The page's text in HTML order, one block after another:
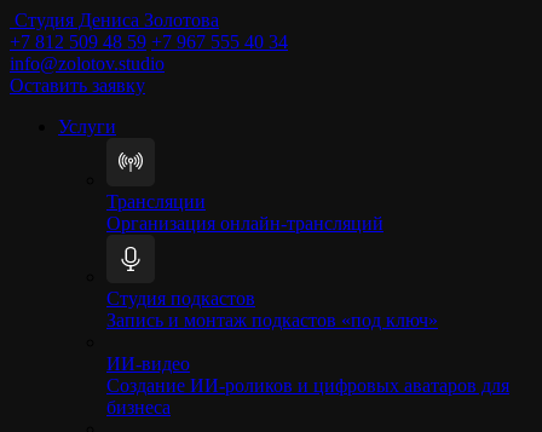
Студия Дениса Золотова
+7 812 509 48 59 +7 967 555 40 34
info@zolotov.studio
Оставить заявку
Услуги
Трансляции
Организация онлайн-трансляций
Студия подкастов
Запись и монтаж подкастов «под ключ»
ИИ-видео
Создание ИИ-роликов и цифровых аватаров для
бизнеса